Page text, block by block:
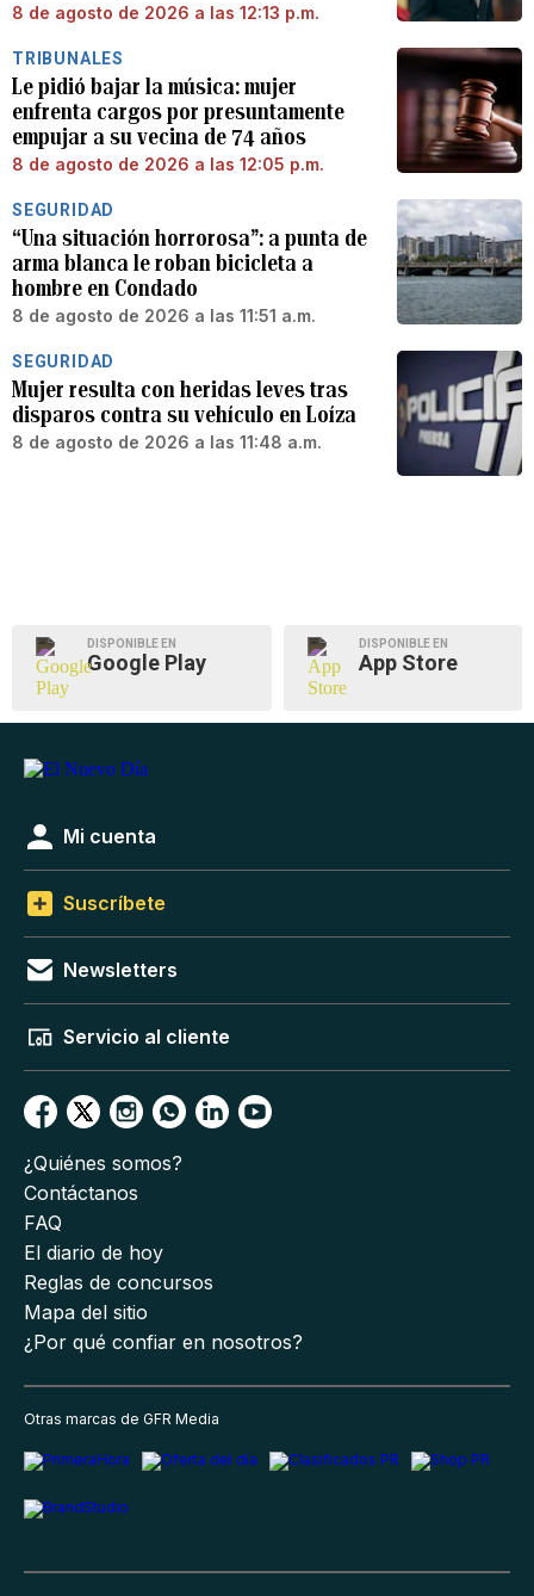
8 de agosto de 2026 a las 12:13 p.m.
TRIBUNALES
Le pidió bajar la música: mujer
enfrenta cargos por presuntamente
empujar a su vecina de 74 años
8 de agosto de 2026 a las 12:05 p.m.
SEGURIDAD
“Una situación horrorosa”: a punta de
arma blanca le roban bicicleta a
hombre en Condado
8 de agosto de 2026 a las 11:51 a.m.
SEGURIDAD
Mujer resulta con heridas leves tras
disparos contra su vehículo en Loíza
8 de agosto de 2026 a las 11:48 a.m.
DISPONIBLE EN
Google Play
DISPONIBLE EN
App Store
Mi cuenta
Suscríbete
Newsletters
Servicio al cliente
¿Quiénes somos?
Contáctanos
FAQ
El diario de hoy
Reglas de concursos
Mapa del sitio
¿Por qué confiar en nosotros?
Otras marcas de GFR Media